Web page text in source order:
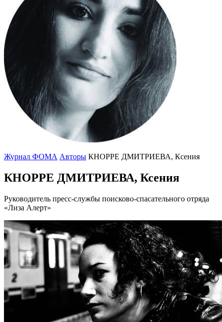
Журнал ФОМА Авторы КНОРРЕ ДМИТРИЕВА, Ксения
КНОРРЕ ДМИТРИЕВА, Ксения
Руководитель пресс-службы поисково-спасательного отряда
«Лиза Алерт»